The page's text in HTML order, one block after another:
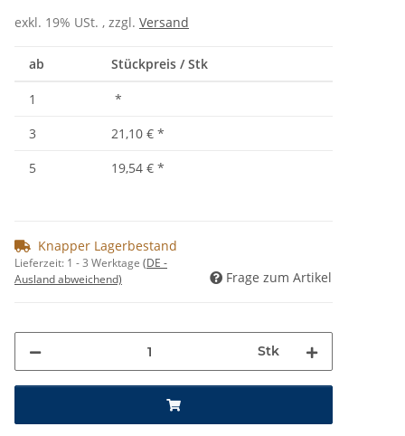
exkl. 19% USt. , zzgl. Versand
ab Stückpreis / Stk
1
*
3
21,10 € *
5
19,54 € *
Knapper Lagerbestand
Lieferzeit: 1 - 3 Werktage (DE -
Ausland abweichend)
Frage zum Artikel
Stk